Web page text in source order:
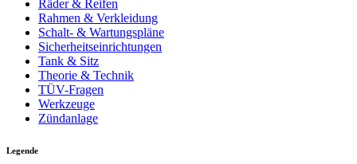
Räder & Reifen
Rahmen & Verkleidung
Schalt- & Wartungspläne
Sicherheitseinrichtungen
Tank & Sitz
Theorie & Technik
TÜV-Fragen
Werkzeuge
Zündanlage
Legende